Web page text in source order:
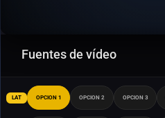
Fuentes de vídeo
LAT OPCION 1 OPCION 2 OPCION 3